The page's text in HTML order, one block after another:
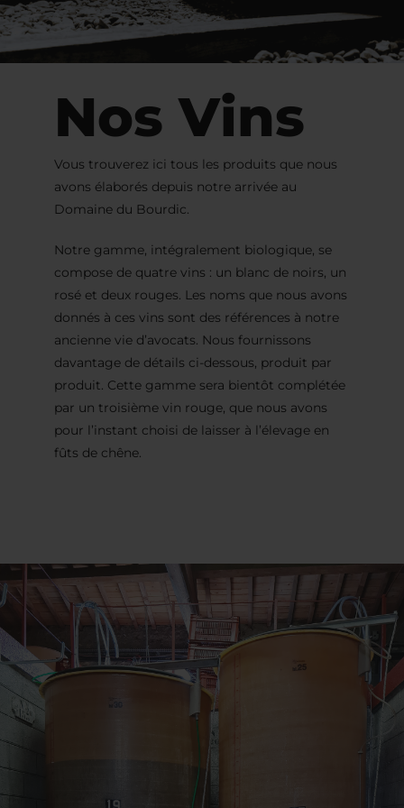
Nos Vins
Vous trouverez ici tous les produits que nous
avons élaborés depuis notre arrivée au
Domaine du Bourdic.
Notre gamme, intégralement biologique, se
compose de quatre vins : un blanc de noirs, un
rosé et deux rouges. Les noms que nous avons
donnés à ces vins sont des références à notre
ancienne vie d’avocats. Nous fournissons
davantage de détails ci-dessous, produit par
produit. Cette gamme sera bientôt complétée
par un troisième vin rouge, que nous avons
pour l’instant choisi de laisser à l’élevage en
fûts de chêne.